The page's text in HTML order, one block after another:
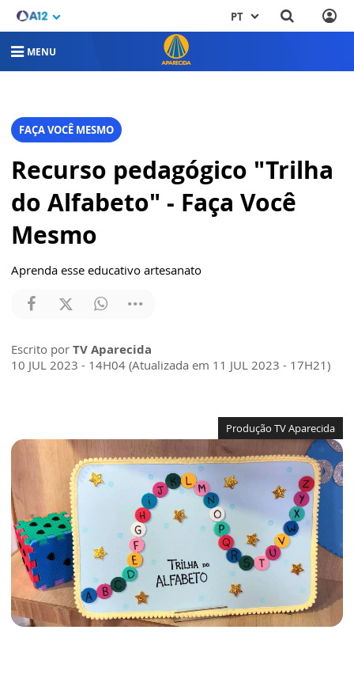
PT
MENU
FAÇA VOCÊ MESMO
Recurso pedagógico "Trilha
do Alfabeto" - Faça Você
Mesmo
Aprenda esse educativo artesanato
Escrito por TV Aparecida
10 JUL 2023 - 14H04 (Atualizada em 11 JUL 2023 - 17H21)
Produção TV Aparecida